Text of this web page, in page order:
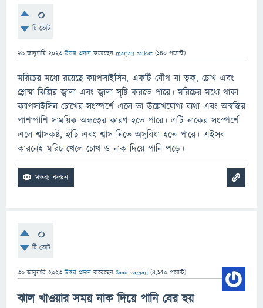
0
টি ভোট
29 জানুয়ারি 2023 উত্তর প্রদান করেছেন marjan saikat (140 পয়েন্ট)
মরিচের মধ্যে রয়েছে ক্যাপসাইসিন, একটি যৌগ যা ত্বক, চোখ এবং
শ্লেষ্মা ঝিল্লির জ্বালা এবং জ্বালা সৃষ্টি করতে পারে। মরিচের মধ্যে থাকা
ক্যাপসাইসিন চোখের সংস্পর্শে এলে তা উল্লেখযোগ্য ব্যথা এবং অস্বস্তির
পাশাপাশি সাময়িক অন্ধত্বের কারণ হতে পারে। এটি নাকের সংস্পর্শে
এলে শ্বাসকষ্ট, হাঁচি এবং শ্বাস নিতে অসুবিধা হতে পারে। এইসব
কারনেই মরিচ খেলে চোখ ও নাক দিয়ে পানি পড়ে।
0
টি ভোট
30 জানুয়ারি 2023 উত্তর প্রদান করেছেন Saad zaman (4,150 পয়েন্ট)
ঝাল খাওয়ার সময় নাক দিয়ে পানি বের হয়